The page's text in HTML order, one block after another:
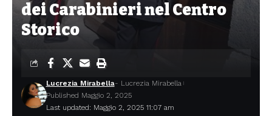
dei Carabinieri nel Centro
Storico
Last updated: Maggio 2, 2025 11:07 am
Lucrezia Mirabella- Lucrezia Mirabella
Published Maggio 2, 2025